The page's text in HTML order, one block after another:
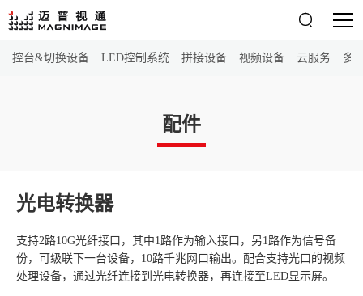

控台&切换设备 LED控制系统 拼接设备 视频设备 云服务 多
配件
光电转换器
⽀持2路10G光纤接口，其中1路作为输⼊接口，另1路作为信号备
份，可级联下⼀台设备，10路千兆网口输出。配合⽀持光口的视频
处理设备，通过光纤连接到光电转换器，再连接至LED显⽰屏。